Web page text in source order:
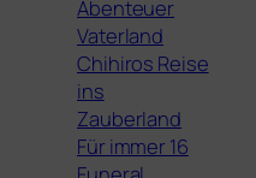
Abenteuer
Vaterland
Chihiros Reise
ins
Zauberland
Für immer 16